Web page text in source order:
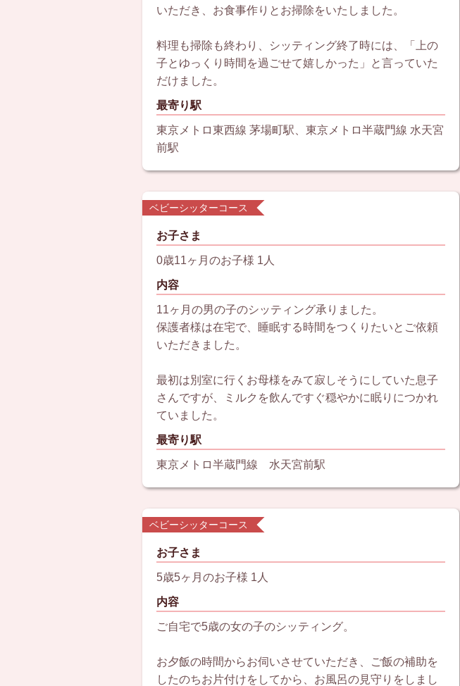
いただき、お食事作りとお掃除をいたしました。
料理も掃除も終わり、シッティング終了時には、「上の
子とゆっくり時間を過ごせて嬉しかった」と言っていた
だけました。
最寄り駅
東京メトロ東西線 茅場町駅、東京メトロ半蔵門線 水天宮
前駅
ベビーシッターコース
お子さま
0歳11ヶ月のお子様 1人
内容
11ヶ月の男の子のシッティング承りました。
保護者様は在宅で、睡眠する時間をつくりたいとご依頼
いただきました。
最初は別室に行くお母様をみて寂しそうにしていた息子
さんですが、ミルクを飲んですぐ穏やかに眠りにつかれ
ていました。
最寄り駅
東京メトロ半蔵門線 水天宮前駅
ベビーシッターコース
お子さま
5歳5ヶ月のお子様 1人
内容
ご自宅で5歳の女の子のシッティング。
お夕飯の時間からお伺いさせていただき、ご飯の補助を
したのちお片付けをしてから、お風呂の見守りをしまし